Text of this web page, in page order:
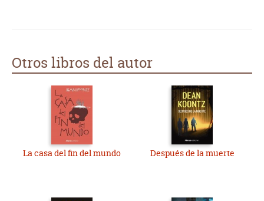
Otros libros del autor
La casa del fin del mundo Después de la muerte